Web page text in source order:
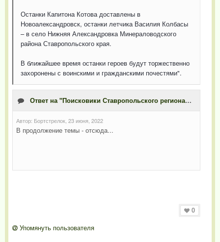
Останки Капитона Котова доставлены в
Новоалександровск, останки летчика Василия Колбасы
– в село Нижняя Александровка Минераловодского
района Ставропольского края.
В ближайшее время останки героев будут торжественно
захоронены с воинскими и гражданскими почестями".
0
Упомянуть пользователя